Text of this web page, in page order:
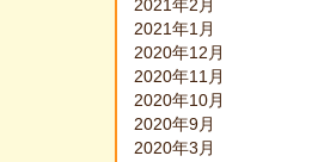
2021年2月
2021年1月
2020年12月
2020年11月
2020年10月
2020年9月
2020年3月